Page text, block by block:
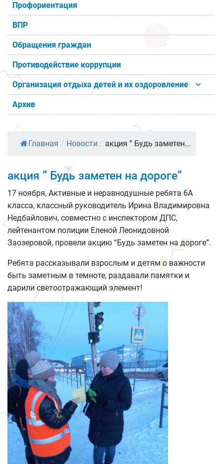
Профориентация
ВПР
Обращения граждан
Противодействие коррупции
Организация отдыха детей и их оздоровление
Архив
Главная / Новости / акция ” Будь заметен...
акция ” Будь заметен на дороге”
17 ноября, Активные и неравнодушные ребята 6А
класса, классный руководитель Ирина Владимировна
Недбайлович, совместно с инспектором ДПС,
лейтенантом полиции Еленой Леонидовной
Заозеровой, провели акцию “Будь заметен на дороге”.
Ребята рассказывали взрослым и детям о важности
быть заметным в темноте, раздавали памятки и
дарили светоотражающий элемент!